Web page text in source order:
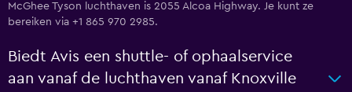
McGhee Tyson luchthaven is 2055 Alcoa Highway. Je kunt ze
bereiken via +1 865 970 2985.
Biedt Avis een shuttle- of ophaalservice
aan vanaf de luchthaven vanaf Knoxville